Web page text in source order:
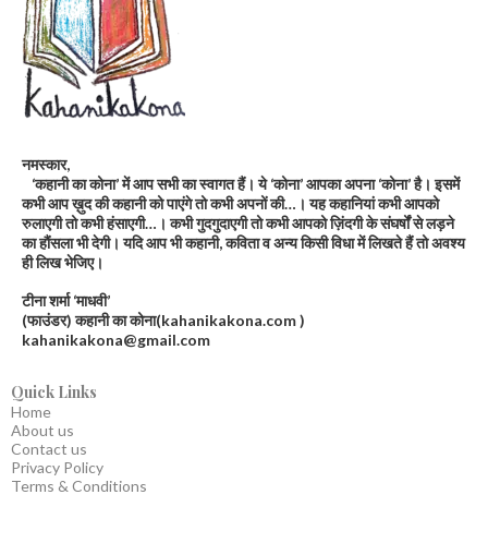
नमस्कार,
‘कहानी का कोना’ में आप सभी का स्वागत हैं। ये ‘कोना’ आपका अपना ‘कोना’ है। इसमें
कभी आप ख़ुद की कहानी को पाएंगे तो कभी अपनों की…। यह कहानियां कभी आपको
रुलाएगी तो कभी हंसाएगी…। कभी गुदगुदाएगी तो कभी आपको ज़िंदगी के संघर्षों से लड़ने
का हौंसला भी देगी। यदि आप भी कहानी, कविता व अन्य किसी विधा में लिखते हैं तो अवश्य
ही लिख भेजिए।
टीना शर्मा ‘माधवी’
(फाउंडर) कहानी का कोना(kahanikakona.com )
kahanikakona@gmail.com
Quick Links
Home
About us
Contact us
Privacy Policy
Terms & Conditions